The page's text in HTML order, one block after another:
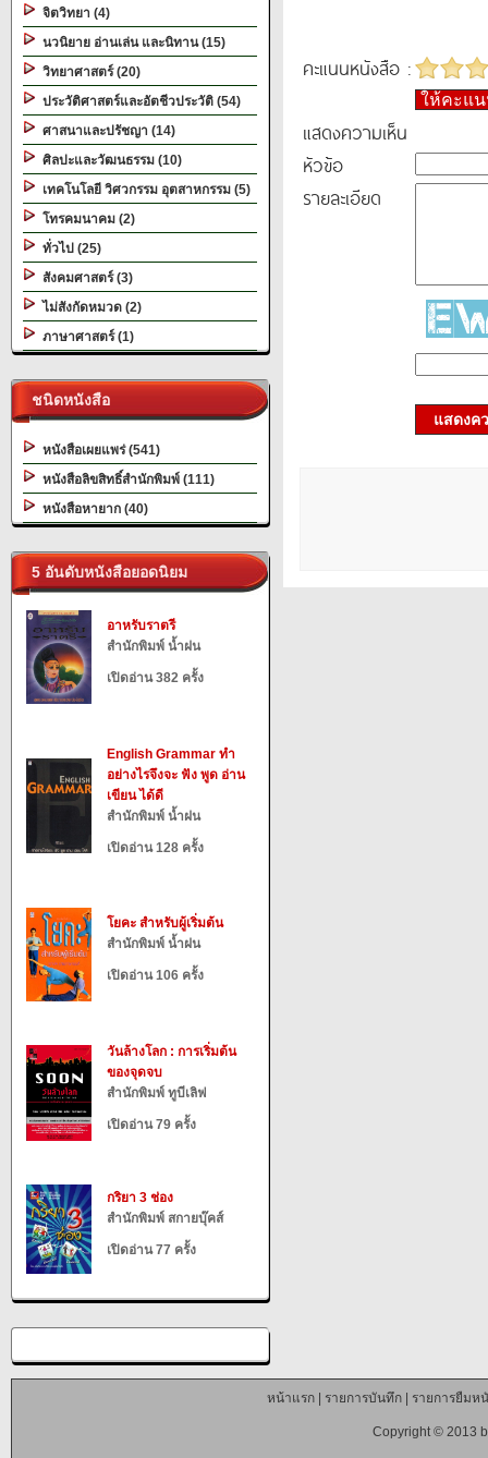
จิตวิทยา (4)
นวนิยาย อ่านเล่น และนิทาน (15)
วิทยาศาสตร์ (20)
ประวัติศาสตร์และอัตชีวประวัติ (54)
ศาสนาและปรัชญา (14)
ศิลปะและวัฒนธรรม (10)
เทคโนโลยี วิศวกรรม อุตสาหกรรม (5)
โทรคมนาคม (2)
ทั่วไป (25)
สังคมศาสตร์ (3)
ไม่สังกัดหมวด (2)
ภาษาศาสตร์ (1)
ชนิดหนังสือ
หนังสือเผยแพร่ (541)
หนังสือลิขสิทธิ์สำนักพิมพ์ (111)
หนังสือหายาก (40)
5 อันดับหนังสือยอดนิยม
อาหรับราตรี
สำนักพิมพ์ น้ำฝน
เปิดอ่าน 382 ครั้ง
English Grammar ทำ
อย่างไรจึงจะ ฟัง พูด อ่าน
เขียน ได้ดี
สำนักพิมพ์ น้ำฝน
เปิดอ่าน 128 ครั้ง
โยคะ สำหรับผู้เริ่มต้น
สำนักพิมพ์ น้ำฝน
เปิดอ่าน 106 ครั้ง
วันล้างโลก : การเริ่มต้น
ของจุดจบ
สำนักพิมพ์ ทูบีเลิฟ
เปิดอ่าน 79 ครั้ง
กริยา 3 ช่อง
สำนักพิมพ์ สกายบุ๊คส์
เปิดอ่าน 77 ครั้ง
คะแนนหนังสือ :
ให้คะแ
แสดงความเห็น
หัวข้อ
รายละเอียด
แสดงค
หน้าแรก| รายการบันทึก| รายการยืมห
Copyright © 2013